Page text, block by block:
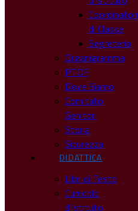
Coordinatori
di Classe
Segreteria
Organigramma
PTOF
Dove Siamo
Comitato
Genitori
Storia
Sicurezza
DIDATTICA
Libri di Testo
Curricolo
d’Istituto